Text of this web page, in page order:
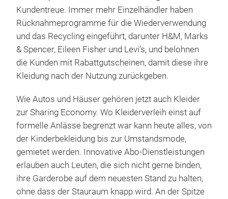
Kundentreue. Immer mehr Einzelhändler haben
Rücknahmeprogramme für die Wiederverwendung
und das Recycling eingeführt, darunter H&M, Marks
& Spencer, Eileen Fisher und Levi’s, und belohnen
die Kunden mit Rabattgutscheinen, damit diese ihre
Kleidung nach der Nutzung zurückgeben.
Wie Autos und Häuser gehören jetzt auch Kleider
zur Sharing Economy. Wo Kleiderverleih einst auf
formelle Anlässe begrenzt war kann heute alles, von
der Kinderbekleidung bis zur Umstandsmode,
gemietet werden. Innovative Abo-Dienstleistungen
erlauben auch Leuten, die sich nicht gerne binden,
ihre Garderobe auf dem neuesten Stand zu halten,
ohne dass der Stauraum knapp wird. An der Spitze